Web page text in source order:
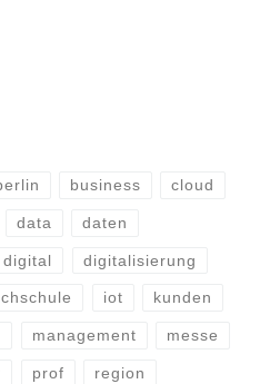
business cloud
data daten
digital digitalisierung
iot kunden
management messe
prof region